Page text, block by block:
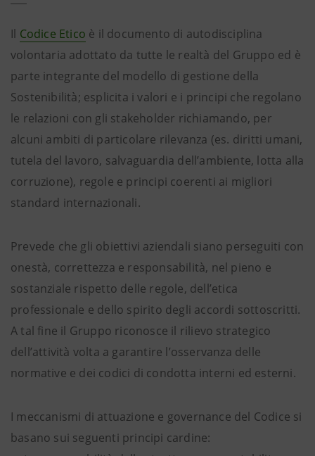
Il Codice Etico è il documento di autodisciplina
volontaria adottato da tutte le realtà del Gruppo ed è
parte integrante del modello di gestione della
Sostenibilità; esplicita i valori e i principi che regolano
le relazioni con gli stakeholder richiamando, per
alcuni ambiti di particolare rilevanza (es. diritti umani,
tutela del lavoro, salvaguardia dell’ambiente, lotta alla
corruzione), regole e principi coerenti ai migliori
standard internazionali.
Prevede che gli obiettivi aziendali siano perseguiti con
onestà, correttezza e responsabilità, nel pieno e
sostanziale rispetto delle regole, dell’etica
professionale e dello spirito degli accordi sottoscritti.
A tal fine il Gruppo riconosce il rilievo strategico
dell’attività volta a garantire l’osservanza delle
normative e dei codici di condotta interni ed esterni.
I meccanismi di attuazione e governance del Codice si
basano sui seguenti principi cardine: